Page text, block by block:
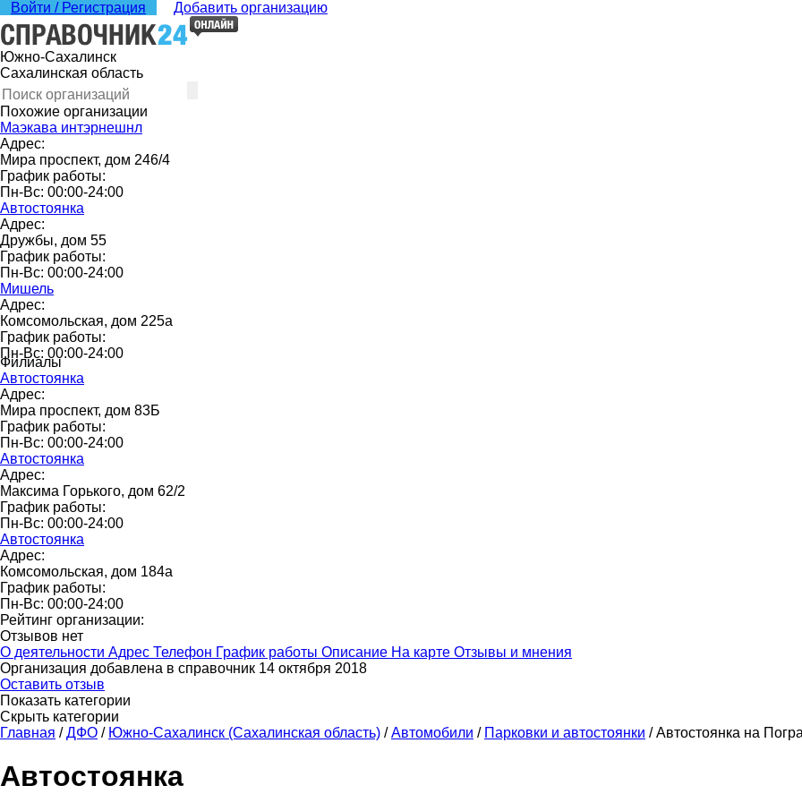
Войти / Регистрация Добавить организацию
Южно-Сахалинск
Сахалинская область
Похожие организации
Маэкава интэрнешнл
Адрес:
Мира проспект, дом 246/4
График работы:
Пн-Вс: 00:00-24:00
Автостоянка
Адрес:
Дружбы, дом 55
График работы:
Пн-Вс: 00:00-24:00
Мишель
Адрес:
Комсомольская, дом 225а
График работы:
Пн-Вс: 00:00-24:00
Филиалы
Автостоянка
Адрес:
Мира проспект, дом 83Б
График работы:
Пн-Вс: 00:00-24:00
Автостоянка
Адрес:
Максима Горького, дом 62/2
График работы:
Пн-Вс: 00:00-24:00
Автостоянка
Адрес:
Комсомольская, дом 184а
График работы:
Пн-Вс: 00:00-24:00
Рейтинг организации:
Отзывов нет
О деятельности Адрес Телефон График работы Описание На карте Отзывы и мнения
Организация добавлена в справочник 14 октября 2018
Оставить отзыв
Показать категории
Скрыть категории
Главная / ДФО / Южно-Сахалинск (Сахалинская область) / Автомобили / Парковки и автостоянки / Автостоянка на
Автостоянка